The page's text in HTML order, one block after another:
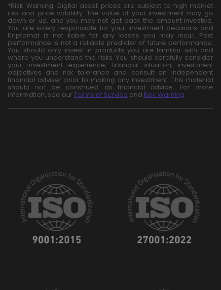
*Risk Warning: Digital asset prices are subject to high market
risk and price volatility. The value of your investment may go
down or up, and you may not get back the amount invested.
You are solely responsible for your investment decisions and
Kriptomat is not liable for any losses you may incur. Past
performance is not a reliable predictor of future performance.
You should only invest in products you are familiar with and
where you understand the risks. You should carefully consider
your investment experience, financial situation, investment
objectives and risk tolerance and consult an independent
financial adviser prior to making any investment. This material
should not be construed as financial advice. For more
information, see our Terms of Service and Risk Warning.